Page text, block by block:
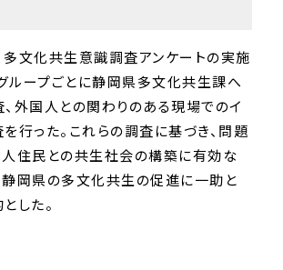
多文化共生意識調査アンケートの実施
ループごとに静岡県多文化共生課へ
外国人との関わりのある現場でのイ
行った。これらの調査に基づき、問題
人住民との共生社会の構築に有効な
静岡県の多文化共生の促進に一助と
した。